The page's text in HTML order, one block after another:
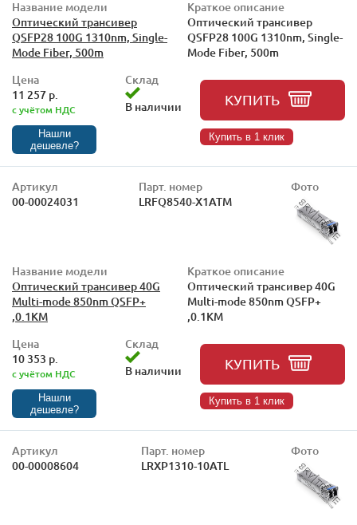
Название модели
Оптический трансивер
QSFP28 100G 1310nm, Single-
Mode Fiber, 500m
Краткое описание
Оптический трансивер
QSFP28 100G 1310nm, Single-
Mode Fiber, 500m
Цена
11 257 р.
с учётом НДС
Нашли
дешевле?
Склад
В наличии
КУПИТЬ
Купить в 1 клик
Артикул
00-00024031
Парт. номер
LRFQ8540-X1ATM
Фото
Название модели
Оптический трансивер 40G
Multi-mode 850nm QSFP+
,0.1KM
Краткое описание
Оптический трансивер 40G
Multi-mode 850nm QSFP+
,0.1KM
Цена
10 353 р.
с учётом НДС
Нашли
дешевле?
Склад
В наличии
КУПИТЬ
Купить в 1 клик
Артикул
00-00008604
Парт. номер
LRXP1310-10ATL
Фото